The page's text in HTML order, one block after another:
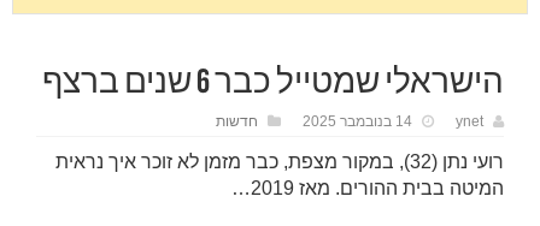
הישראלי שמטייל כבר 6 שנים ברצף
ynet 14 בנובמבר 2025 חדשות
רועי נתן (32), במקור מצפת, כבר מזמן לא זוכר איך נראית
המיטה בבית ההורים. מאז 2019…